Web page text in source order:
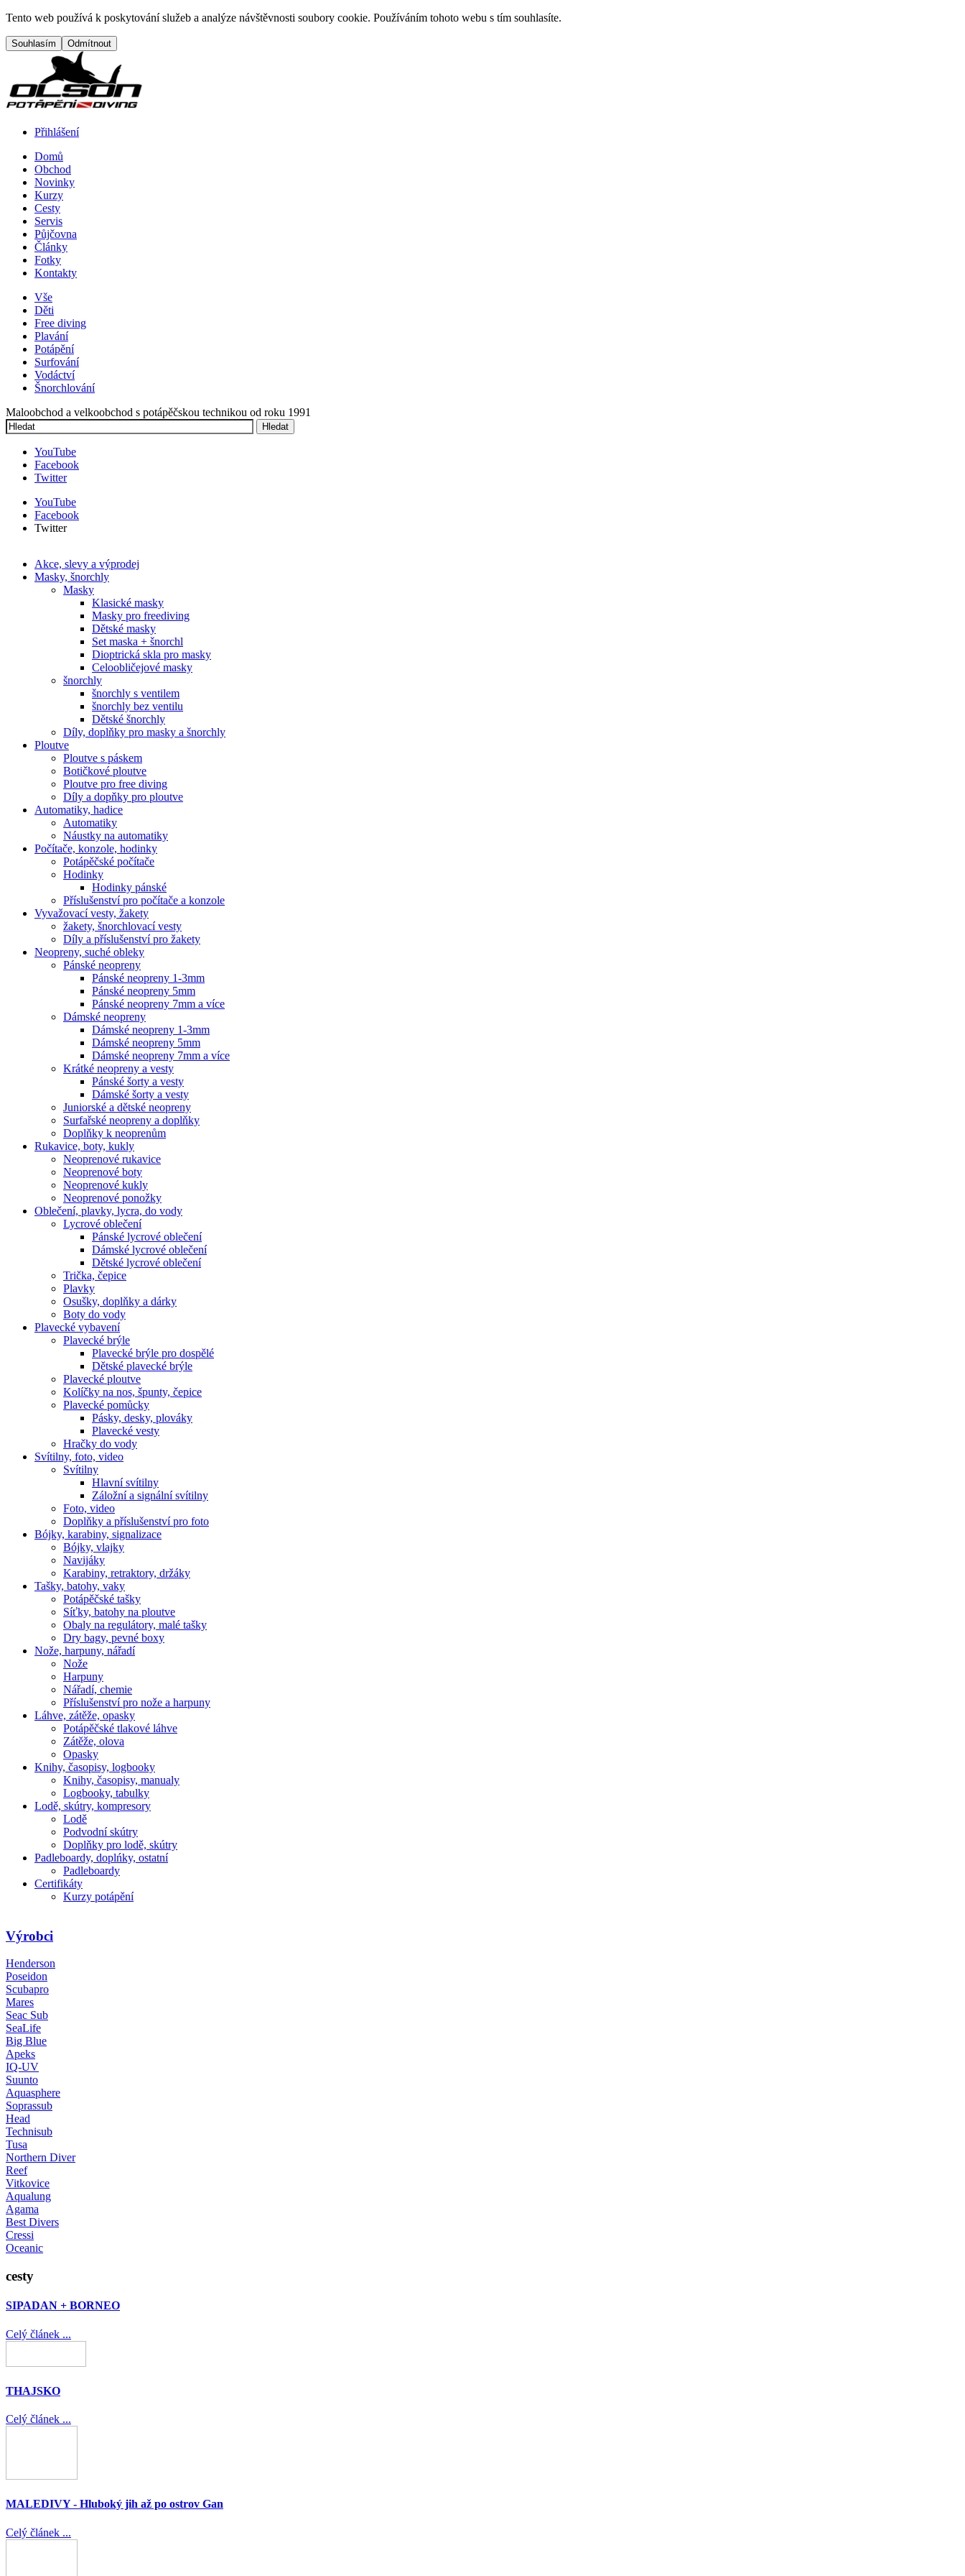
Přejít na hlavní obsah
Tento web používá k poskytování služeb a analýze návštěvnosti soubory cookie. Používáním tohoto webu s tím souhlasíte.
Přihlášení
Menu button
Frontend navigation
Domů
Obchod
Novinky
Kurzy
Cesty
Servis
Půjčovna
Články
Fotky
Kontakty
Vše
Děti
Free diving
Plavání
Potápění
Surfování
Vodáctví
Šnorchlování
Maloobchod a velkoobchod s potápěčskou technikou od roku 1991
Hledat
YouTube
Facebook
Twitter
YouTube
Facebook
Twitter
Akce, slevy a výprodej
Masky, šnorchly
Masky
Klasické masky
Masky pro freediving
Dětské masky
Set maska + šnorchl
Dioptrická skla pro masky
Celoobličejové masky
šnorchly
šnorchly s ventilem
šnorchly bez ventilu
Dětské šnorchly
Díly, doplňky pro masky a šnorchly
Ploutve
Ploutve s páskem
Botičkové ploutve
Ploutve pro free diving
Díly a dopňky pro ploutve
Automatiky, hadice
Automatiky
Náustky na automatiky
Počítače, konzole, hodinky
Potápěčské počítače
Hodinky
Hodinky pánské
Příslušenství pro počítače a konzole
Vyvažovací vesty, žakety
žakety, šnorchlovací vesty
Díly a příslušenství pro žakety
Neopreny, suché obleky
Pánské neopreny
Pánské neopreny 1-3mm
Pánské neopreny 5mm
Pánské neopreny 7mm a více
Dámské neopreny
Dámské neopreny 1-3mm
Dámské neopreny 5mm
Dámské neopreny 7mm a více
Krátké neopreny a vesty
Pánské šorty a vesty
Dámské šorty a vesty
Juniorské a dětské neopreny
Surfařské neopreny a doplňky
Doplňky k neoprenům
Rukavice, boty, kukly
Neoprenové rukavice
Neoprenové boty
Neoprenové kukly
Neoprenové ponožky
Oblečení, plavky, lycra, do vody
Lycrové oblečení
Pánské lycrové oblečení
Dámské lycrové oblečení
Dětské lycrové oblečení
Trička, čepice
Plavky
Osušky, doplňky a dárky
Boty do vody
Plavecké vybavení
Plavecké brýle
Plavecké brýle pro dospělé
Dětské plavecké brýle
Plavecké ploutve
Kolíčky na nos, špunty, čepice
Plavecké pomůcky
Pásky, desky, plováky
Plavecké vesty
Hračky do vody
Svítilny, foto, video
Svítilny
Hlavní svítilny
Záložní a signální svítilny
Foto, video
Doplňky a příslušenství pro foto
Bójky, karabiny, signalizace
Bójky, vlajky
Navijáky
Karabiny, retraktory, držáky
Tašky, batohy, vaky
Potápěčské tašky
Síťky, batohy na ploutve
Obaly na regulátory, malé tašky
Dry bagy, pevné boxy
Nože, harpuny, nářadí
Nože
Harpuny
Nářadí, chemie
Příslušenství pro nože a harpuny
Láhve, zátěže, opasky
Potápěčské tlakové láhve
Zátěže, olova
Opasky
Knihy, časopisy, logbooky
Knihy, časopisy, manualy
Logbooky, tabulky
Lodě, skútry, kompresory
Lodě
Podvodní skútry
Doplňky pro lodě, skútry
Padleboardy, doplńky, ostatní
Padleboardy
Certifikáty
Kurzy potápění
Výrobci
Henderson
Poseidon
Scubapro
Mares
Seac Sub
SeaLife
Big Blue
Apeks
IQ-UV
Suunto
Aquasphere
Soprassub
Head
Technisub
Tusa
Northern Diver
Reef
Vitkovice
Aqualung
Agama
Best Divers
Cressi
Oceanic
cesty
SIPADAN + BORNEO
Celý článek ...
THAJSKO
Celý článek ...
MALEDIVY - Hluboký jih až po ostrov Gan
Celý článek ...